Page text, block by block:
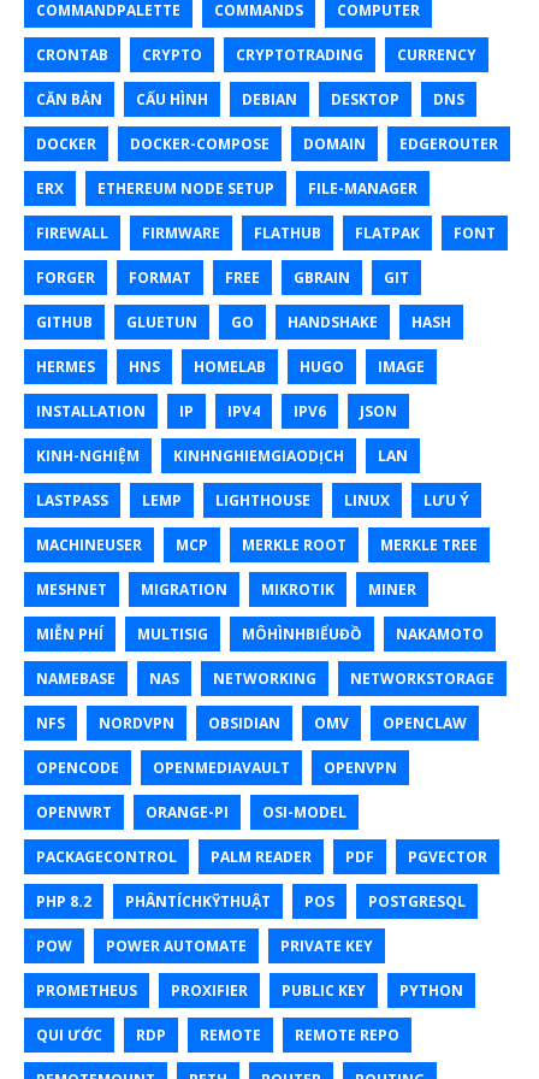
COMMANDPALETTE COMMANDS COMPUTER
CRONTAB CRYPTO CRYPTOTRADING CURRENCY
CĂN BẢN CẤU HÌNH DEBIAN DESKTOP DNS
DOCKER DOCKER-COMPOSE DOMAIN EDGEROUTER
ERX ETHEREUM NODE SETUP FILE-MANAGER
FIREWALL FIRMWARE FLATHUB FLATPAK FONT
FORGER FORMAT FREE GBRAIN GIT
GITHUB GLUETUN GO HANDSHAKE HASH
HERMES HNS HOMELAB HUGO IMAGE
INSTALLATION IP IPV4 IPV6 JSON
KINH-NGHIỆM KINHNGHIEMGIAODỊCH LAN
LASTPASS LEMP LIGHTHOUSE LINUX LƯU Ý
MACHINEUSER MCP MERKLE ROOT MERKLE TREE
MESHNET MIGRATION MIKROTIK MINER
MIỄN PHÍ MULTISIG MÔHÌNHBIỂUĐỒ NAKAMOTO
NAMEBASE NAS NETWORKING NETWORKSTORAGE
NFS NORDVPN OBSIDIAN OMV OPENCLAW
OPENCODE OPENMEDIAVAULT OPENVPN
OPENWRT ORANGE-PI OSI-MODEL
PACKAGECONTROL PALM READER PDF PGVECTOR
PHP 8.2 PHÂNTÍCHKỸTHUẬT POS POSTGRESQL
POW POWER AUTOMATE PRIVATE KEY
PROMETHEUS PROXIFIER PUBLIC KEY PYTHON
QUI ƯỚC RDP REMOTE REMOTE REPO